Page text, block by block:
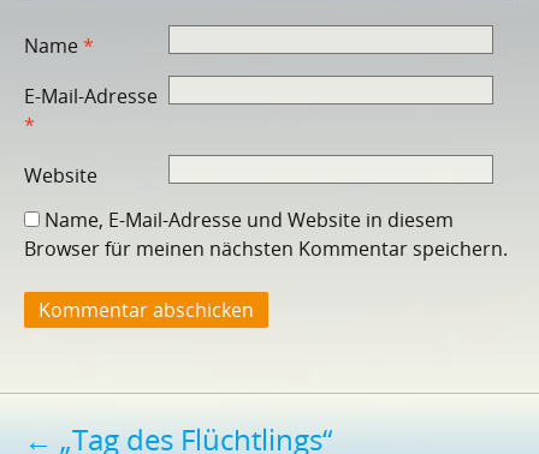
Name*
E-Mail-Adresse
*
Website
Name, E-Mail-Adresse und Website in diesem
Browser für meinen nächsten Kommentar speichern.
← „Tag des Flüchtlings“